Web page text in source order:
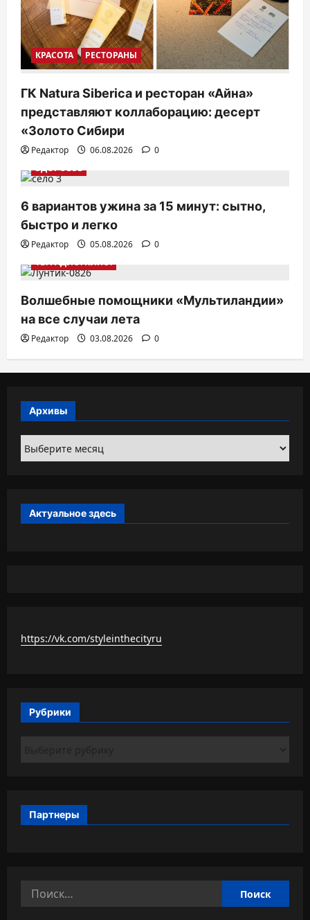
КРАСОТА РЕСТОРАНЫ
ГК Natura Siberica и ресторан «Айна»
представляют коллаборацию: десерт
«Золото Сибири
Редактор 06.08.2026
0
ЗДОРОВЬЕ
6 вариантов ужина за 15 минут: сытно,
быстро и легко
Редактор 05.08.2026
0
ТВ. РАДИО. КИНО.
Волшебные помощники «Мультиландии»
на все случаи лета
Редактор 03.08.2026 0
Архивы
Архивы
Актуальное здесь
https://vk.com/styleinthecityru
Рубрики
Партнеры
Найти: